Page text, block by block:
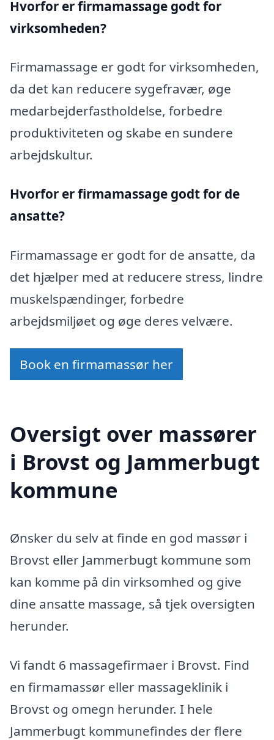
Hvorfor er firmamassage godt for
virksomheden?
Firmamassage er godt for virksomheden,
da det kan reducere sygefravær, øge
medarbejderfastholdelse, forbedre
produktiviteten og skabe en sundere
arbejdskultur.
Hvorfor er firmamassage godt for de
ansatte?
Firmamassage er godt for de ansatte, da
det hjælper med at reducere stress, lindre
muskelspændinger, forbedre
arbejdsmiljøet og øge deres velvære.
Book en firmamassør her
Oversigt over massører
i Brovst og Jammerbugt
kommune
Ønsker du selv at finde en god massør i
Brovst eller Jammerbugt kommune som
kan komme på din virksomhed og give
dine ansatte massage, så tjek oversigten
herunder.
Vi fandt 6 massagefirmaer i Brovst. Find
en firmamassør eller massageklinik i
Brovst og omegn herunder. I hele
Jammerbugt kommunefindes der flere